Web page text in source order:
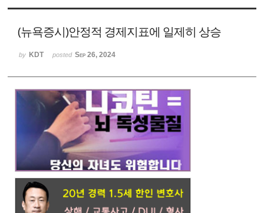
(뉴욕증시)안정적 경제지표에 일제히 상승
by KDT posted Sep 26, 2024
스케치북5
스케치북5